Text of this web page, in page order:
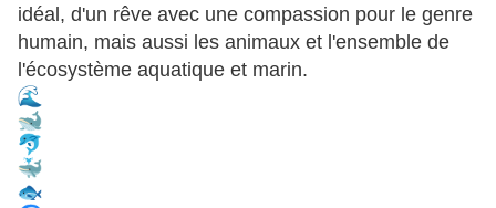
idéal, d'un rêve avec une compassion pour le genre
humain, mais aussi les animaux et l'ensemble de
l'écosystème aquatique et marin.